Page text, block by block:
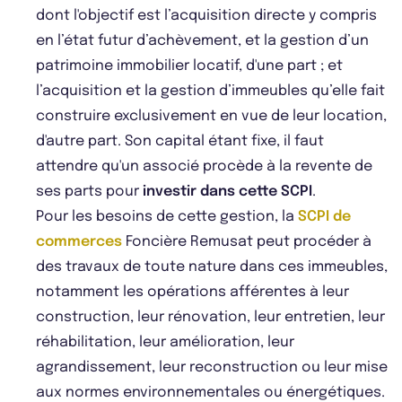
dont l'objectif est l’acquisition directe y compris
en l’état futur d’achèvement, et la gestion d’un
patrimoine immobilier locatif, d'une part ; et
l’acquisition et la gestion d’immeubles qu’elle fait
construire exclusivement en vue de leur location,
d'autre part. Son capital étant fixe, il faut
attendre qu'un associé procède à la revente de
ses parts pour investir dans cette SCPI.
Pour les besoins de cette gestion, la SCPI de
commerces Foncière Remusat peut procéder à
des travaux de toute nature dans ces immeubles,
notamment les opérations afférentes à leur
construction, leur rénovation, leur entretien, leur
réhabilitation, leur amélioration, leur
agrandissement, leur reconstruction ou leur mise
aux normes environnementales ou énergétiques.